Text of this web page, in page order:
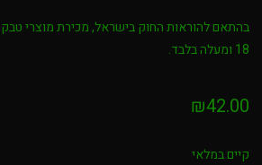
בהתאם להוראות החוק בישראל, מכירת מוצרי טבק
18 ומעלה בלבד
.
₪42.00
קיים במלאי